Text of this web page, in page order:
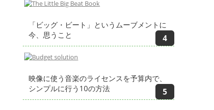
「ビッグ・ビート」というムーブメントに
今、思うこと
映像に使う音楽のライセンスを予算内で、
シンプルに行う10の方法